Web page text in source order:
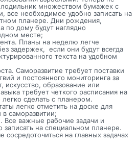
множеством бумажек с
все необходимое удобно записать на
планере. Дни рождения,
по дому будут наглядно
месте;
Планы на неделю легче
задержек, если они будут всегда
текста на удобном
Саморазвитие требует поставки
и постоянного мониторинга за
искусство, образование или
требует четкого расписания на
сделать с планером.
легко отметить на доске для
саморазвитии;
Все важные рабочие задачи и
на специальном планере.
сосредоточиться на главных задачах